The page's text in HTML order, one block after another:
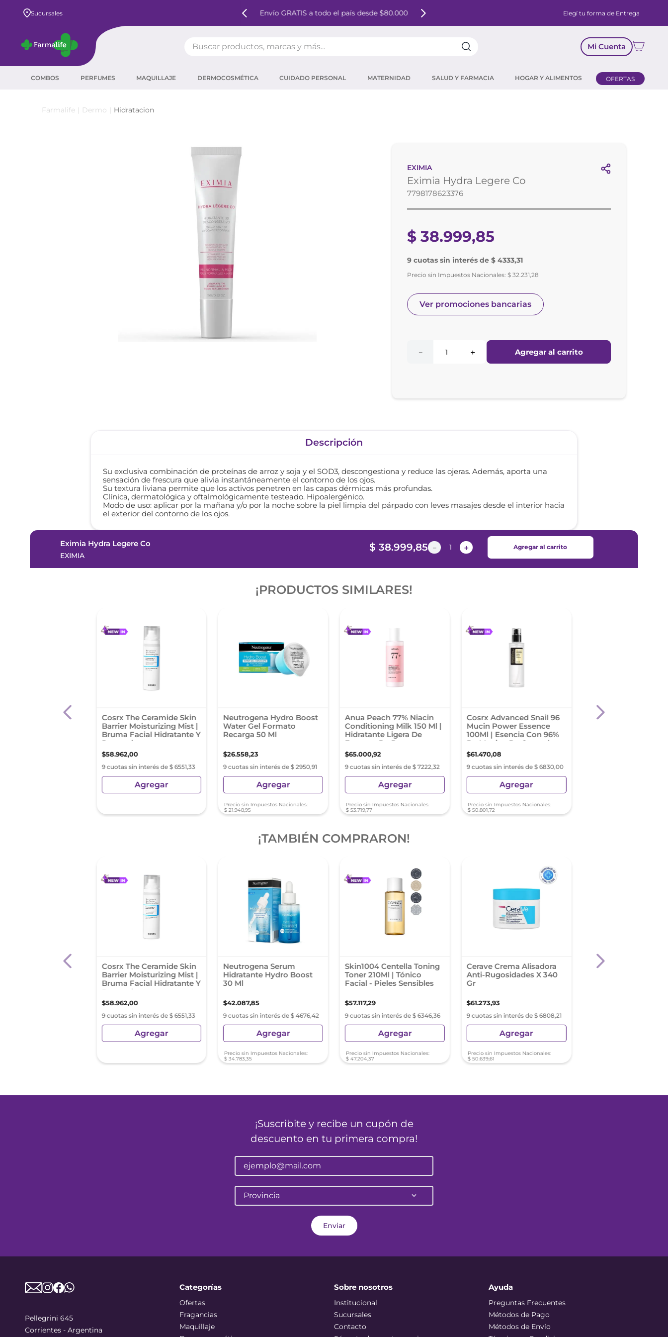
Sucursales Envío GRATIS a todo el país desde $80.000 Elegí tu forma de Entrega
Mi Cuenta
COMBOS PERFUMES MAQUILLAJE DERMOCOSMÉTICA CUIDADO PERSONAL MATERNIDAD SALUD Y FARMACIA HOGAR Y ALIMENTOS OFERTAS
Dermo Hidratacion
EXIMIA
Eximia Hydra Legere Co
7798178623376
$ 38.999,85
9 cuotas sin interés de $ 4333,31
Precio sin Impuestos Nacionales:$ 32.231,28
Ver promociones bancarias
＋
－ Agregar al carrito
Descripción
Su exclusiva combinación de proteínas de arroz y soja y el SOD3, descongestiona y reduce las ojeras. Además, aporta una
sensación de frescura que alivia instantáneamente el contorno de los ojos.
Su textura liviana permite que los activos penetren en las capas dérmicas más profundas.
Clínica, dermatológica y oftalmológicamente testeado. Hipoalergénico.
Modo de uso: aplicar por la mañana y/o por la noche sobre la piel limpia del párpado con leves masajes desde el interior hacia
el exterior del contorno de los ojos.
Eximia Hydra Legere Co
EXIMIA
$ 38.999,85 ＋
－ Agregar al carrito
¡PRODUCTOS SIMILARES!
Lotion
Cosrx The Ceramide Skin
Barrier Moisturizing Mist |
Bruma Facial Hidratante Y
Reparadora
$58.962,00
9 cuotas sin interés de $ 6551,33
Agregar
Neutrogena Hydro Boost
Water Gel Formato
Recarga 50 Ml
$26.558,23
9 cuotas sin interés de $ 2950,91
Agregar
Precio sin Impuestos Nacionales:
$ 21.948,95
Anua Peach 77% Niacin
Conditioning Milk 150 Ml |
Hidratante Ligera De
Extracto De Durazno
$65.000,92
9 cuotas sin interés de $ 7222,32
Agregar
Precio sin Impuestos Nacionales:
$ 53.719,77
Cosrx Advanced Snail 96
Mucin Power Essence
100Ml | Esencia Con 96%
De Mucina De Caracol
$61.470,08
9 cuotas sin interés de $ 6830,00
Agregar
Precio sin Impuestos Nacionales:
$ 50.801,72
Coony Q10 Essence
¡TAMBIÉN COMPRARON!
Cosrx The Ceramide Skin
Barrier Moisturizing Mist |
Bruma Facial Hidratante Y
Reparadora
$58.962,00
9 cuotas sin interés de $ 6551,33
Agregar
Neutrogena Serum
Hidratante Hydro Boost
30 Ml
$42.087,85
9 cuotas sin interés de $ 4676,42
Agregar
Precio sin Impuestos Nacionales:
$ 34.783,35
Skin1004 Centella Toning
Toner 210Ml | Tónico
Facial - Pieles Sensibles
$57.117,29
9 cuotas sin interés de $ 6346,36
Agregar
Precio sin Impuestos Nacionales:
$ 47.204,37
Cerave Crema Alisadora
Anti-Rugosidades X 340
Gr
$61.273,93
9 cuotas sin interés de $ 6808,21
Agregar
Precio sin Impuestos Nacionales:
$ 50.639,61
Cher Ultraglow
¡Suscribite y recibe un cupón de
descuento en tu primera compra!
Provincia
Enviar
Pellegrini 645
Corrientes - Argentina
Categorías
Ofertas
Fragancias
Maquillaje
Sobre nosotros
Institucional
Sucursales
Contacto
Ayuda
Preguntas Frecuentes
Métodos de Pago
Métodos de Envío
proteina
agua micelar
corrector
mascara pestañas
retinol
tintura